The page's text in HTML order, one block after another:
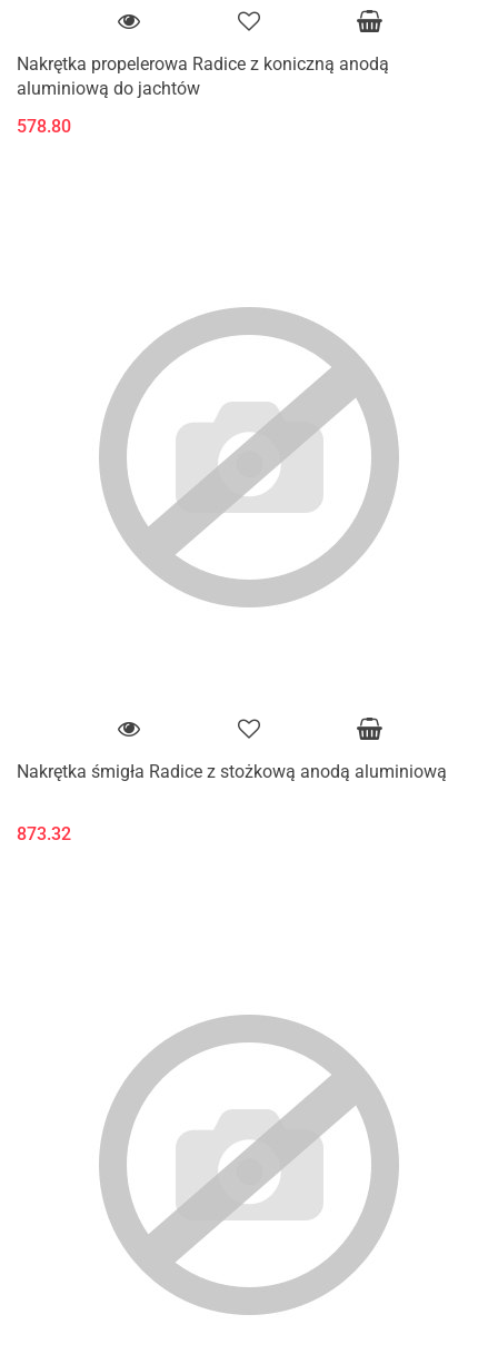
Nakrętka propelerowa Radice z koniczną anodą
aluminiową do jachtów
578.80
Nakrętka śmigła Radice z stożkową anodą aluminiową
873.32